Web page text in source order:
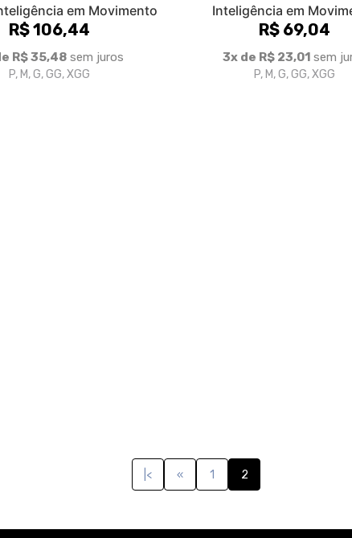
em Movimento
R$ 106,44
R$ 35,48sem juros
P, M, G, GG, XGG
Inteligência em
R$ 69,04
3x de R$ 23,01 sem
P, M, G, GG, XGG
|< « 1 2